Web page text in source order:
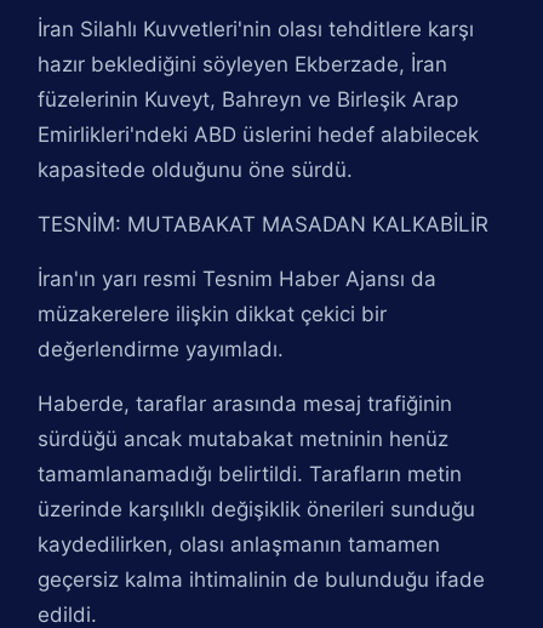
İran Silahlı Kuvvetleri'nin olası tehditlere karşı
hazır beklediğini söyleyen Ekberzade, İran
füzelerinin Kuveyt, Bahreyn ve Birleşik Arap
Emirlikleri'ndeki ABD üslerini hedef alabilecek
kapasitede olduğunu öne sürdü.
TESNİM: MUTABAKAT MASADAN KALKABİLİR
İran'ın yarı resmi Tesnim Haber Ajansı da
müzakerelere ilişkin dikkat çekici bir
değerlendirme yayımladı.
Haberde, taraflar arasında mesaj trafiğinin
sürdüğü ancak mutabakat metninin henüz
tamamlanamadığı belirtildi. Tarafların metin
üzerinde karşılıklı değişiklik önerileri sunduğu
kaydedilirken, olası anlaşmanın tamamen
geçersiz kalma ihtimalinin de bulunduğu ifade
edildi.